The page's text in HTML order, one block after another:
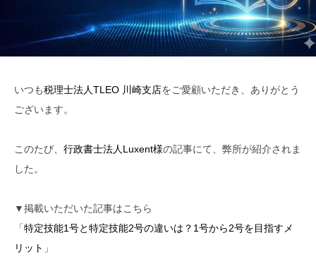
いつも税理士法人TLEO 川崎支店をご愛顧いただき、ありがとう
ございます。
このたび、 行政書士法人Luxent様の記事にて、弊所が紹介されま
した。
▼掲載いただいた記事はこちら
「特定技能1号と特定技能2号の違いは？1号から2号を目指すメ
リット 」